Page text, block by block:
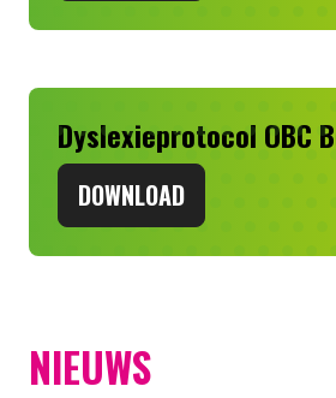
Dyslexieprotocol OBC
DOWNLOAD
NIEUWS